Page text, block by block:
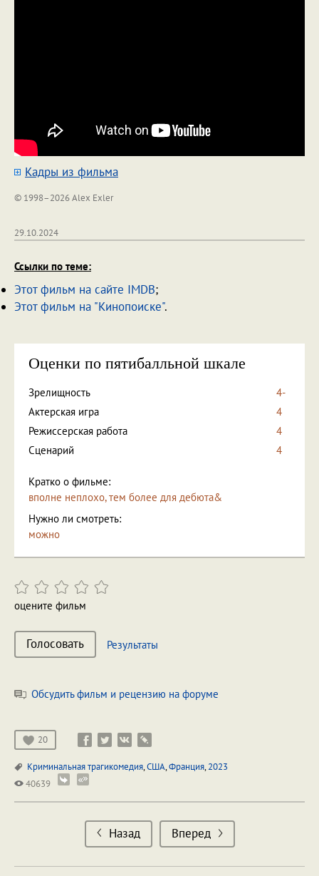
Кадры из фильма
© 1998–2026 Alex Exler
29.10.2024
Ссылки по теме:
Этот фильм на сайте IMDB;
Этот фильм на "Кинопоиске".
Оценки по пятибалльной шкале
Зрелищность
4-
Актерская игра
4
Режиссерская работа
4
Сценарий
4
Кратко о фильме:
вполне неплохо, тем более для дебюта&
Нужно ли смотреть:
можно
оцените фильм
Голосовать Результаты
Обсудить фильм и рецензию на форуме
20
Криминальная трагикомедия,США,Франция,2023
40639
Назад Вперед